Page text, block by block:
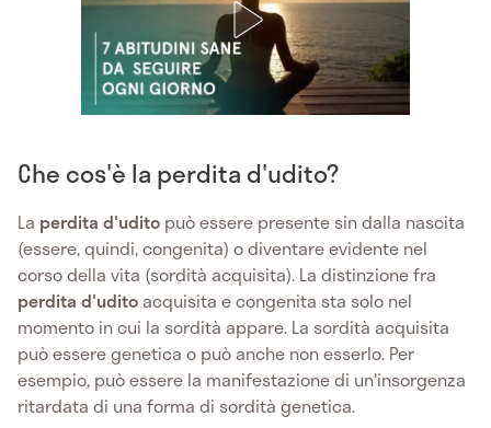
Che cos'è la perdita d'udito?
La perdita d'udito può essere presente sin dalla nascita
(essere, quindi, congenita) o diventare evidente nel
corso della vita (sordità acquisita). La distinzione fra
perdita d'udito acquisita e congenita sta solo nel
momento in cui la sordità appare. La sordità acquisita
può essere genetica o può anche non esserlo. Per
esempio, può essere la manifestazione di un'insorgenza
ritardata di una forma di sordità genetica.